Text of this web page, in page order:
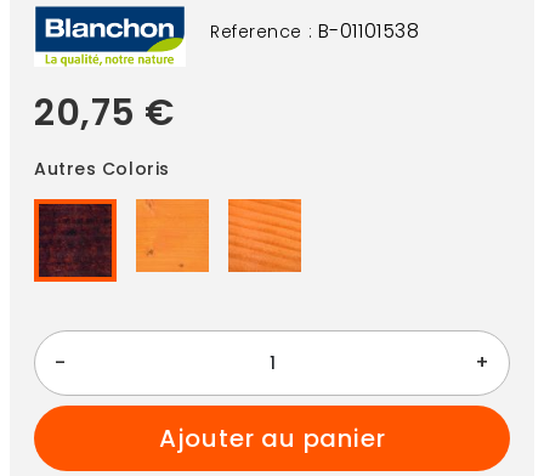
Reference : B-01101538
20,75 €
Autres Coloris
- +
ajouter au panier